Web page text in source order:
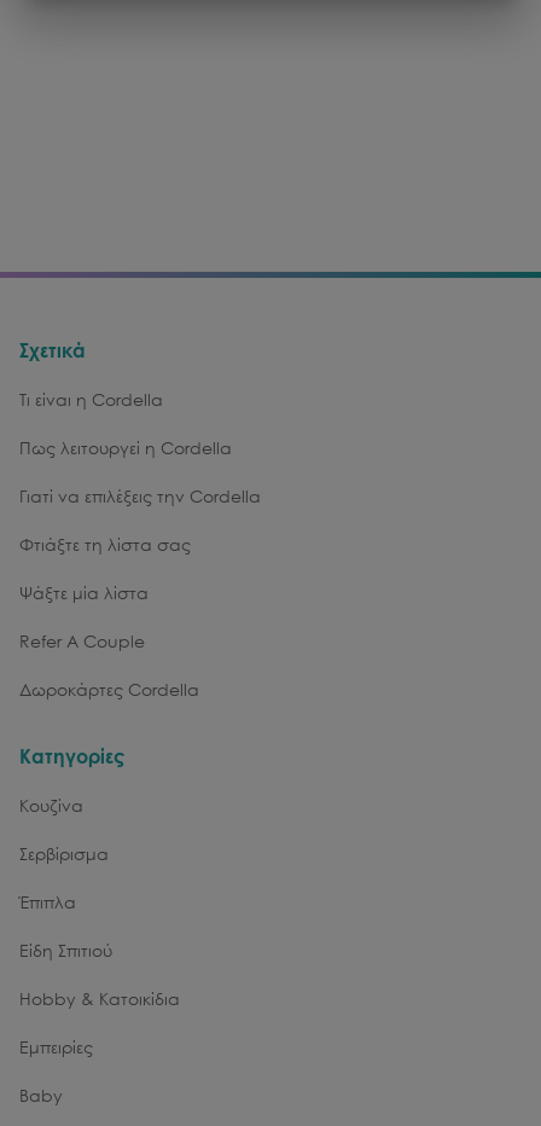
Σχετικά
Τι είναι η Cordella
Πως λειτουργεί η Cordella
Γιατί να επιλέξεις την Cordella
Φτιάξτε τη λίστα σας
Ψάξτε μία λίστα
Refer A Couple
Δωροκάρτες Cordella
Κατηγορίες
Κουζίνα
Σερβίρισμα
Έπιπλα
Είδη Σπιτιού
Hobby & Κατοικίδια
Εμπειρίες
Baby